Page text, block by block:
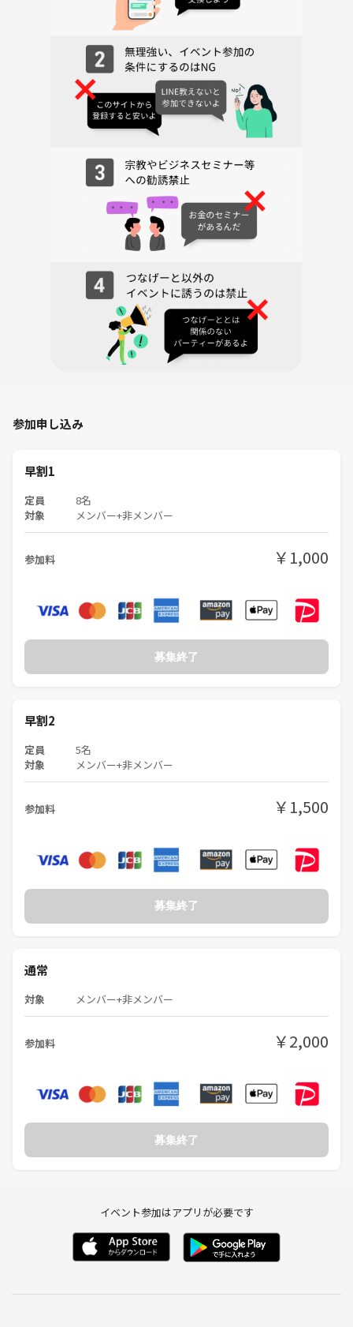
参加申し込み
早割1
定員 8名
対象 メンバー+非メンバー
参加料 ￥1,000
募集終了
早割2
定員 5名
対象 メンバー+非メンバー
参加料 ￥1,500
募集終了
通常
対象 メンバー+非メンバー
参加料 ￥2,000
募集終了
イベント参加はアプリが必要です